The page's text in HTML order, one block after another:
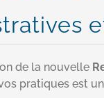
de la nouvelle
pratiques est